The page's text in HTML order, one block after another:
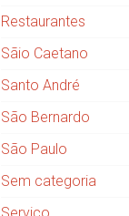
Restaurantes
Sãio Caetano
Santo André
São Bernardo
São Paulo
Sem categoria